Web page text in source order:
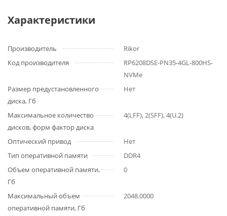
Характеристики
Производитель
Rikor
Код производителя
RP6208DSE-PN35-4GL-800HS-
NVMe
Размер предустановленного
диска, Гб
Нет
Максимальное количество
дисков, форм фактор диска
4(LFF), 2(SFF), 4(U.2)
Оптический привод
Нет
Тип оперативной памяти
DDR4
Объем оперативной памяти,
Гб
0
Максимальный объем
оперативной памяти, Гб
2048.0000